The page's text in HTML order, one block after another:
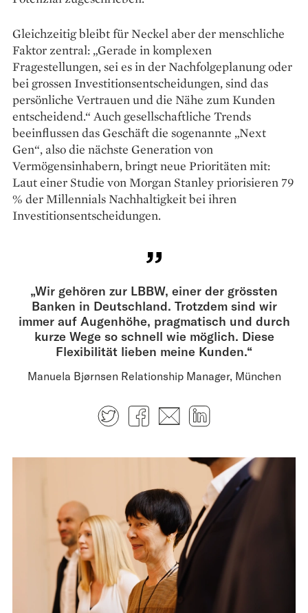
Gleichzeitig bleibt für Neckel aber der menschliche
Faktor zentral: „Gerade in komplexen
Fragestellungen, sei es in der Nachfolgeplanung oder
bei grossen Investitionsentscheidungen, sind das
persönliche Vertrauen und die Nähe zum Kunden
entscheidend.“ Auch gesellschaftliche Trends
beeinflussen das Geschäft die sogenannte „Next
Gen“, also die nächste Generation von
Vermögensinhabern, bringt neue Prioritäten mit:
Laut einer Studie von Morgan Stanley priorisieren 79
% der Millennials Nachhaltigkeit bei ihren
Investitionsentscheidungen.
„Wir gehören zur LBBW, einer der grössten
Banken in Deutschland. Trotzdem sind wir
immer auf Augenhöhe, pragmatisch und durch
kurze Wege so schnell wie möglich. Diese
Flexibilität lieben meine Kunden.“
Manuela Bjørnsen Relationship Manager, München
TwitterFacebook
E-mail